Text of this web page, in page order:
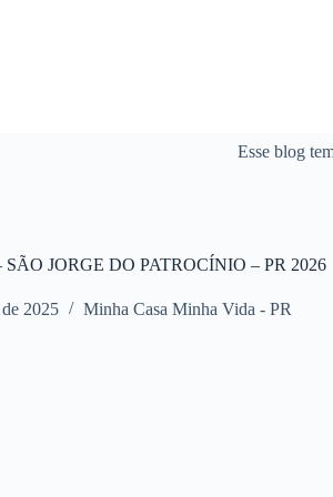
Esse blog
JORGE DO PATROCÍNIO – PR 2026
2025 Minha Casa Minha Vida - PR